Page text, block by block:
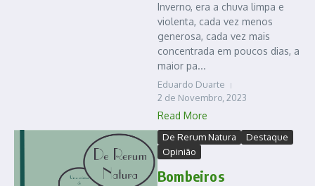
Inverno, era a chuva limpa e
violenta, cada vez menos
generosa, cada vez mais
concentrada em poucos dias, a
maior pa...
Eduardo Duarte
2 de Novembro, 2023
Read More
De Rerum Natura
Destaque
Opinião
Bombeiros